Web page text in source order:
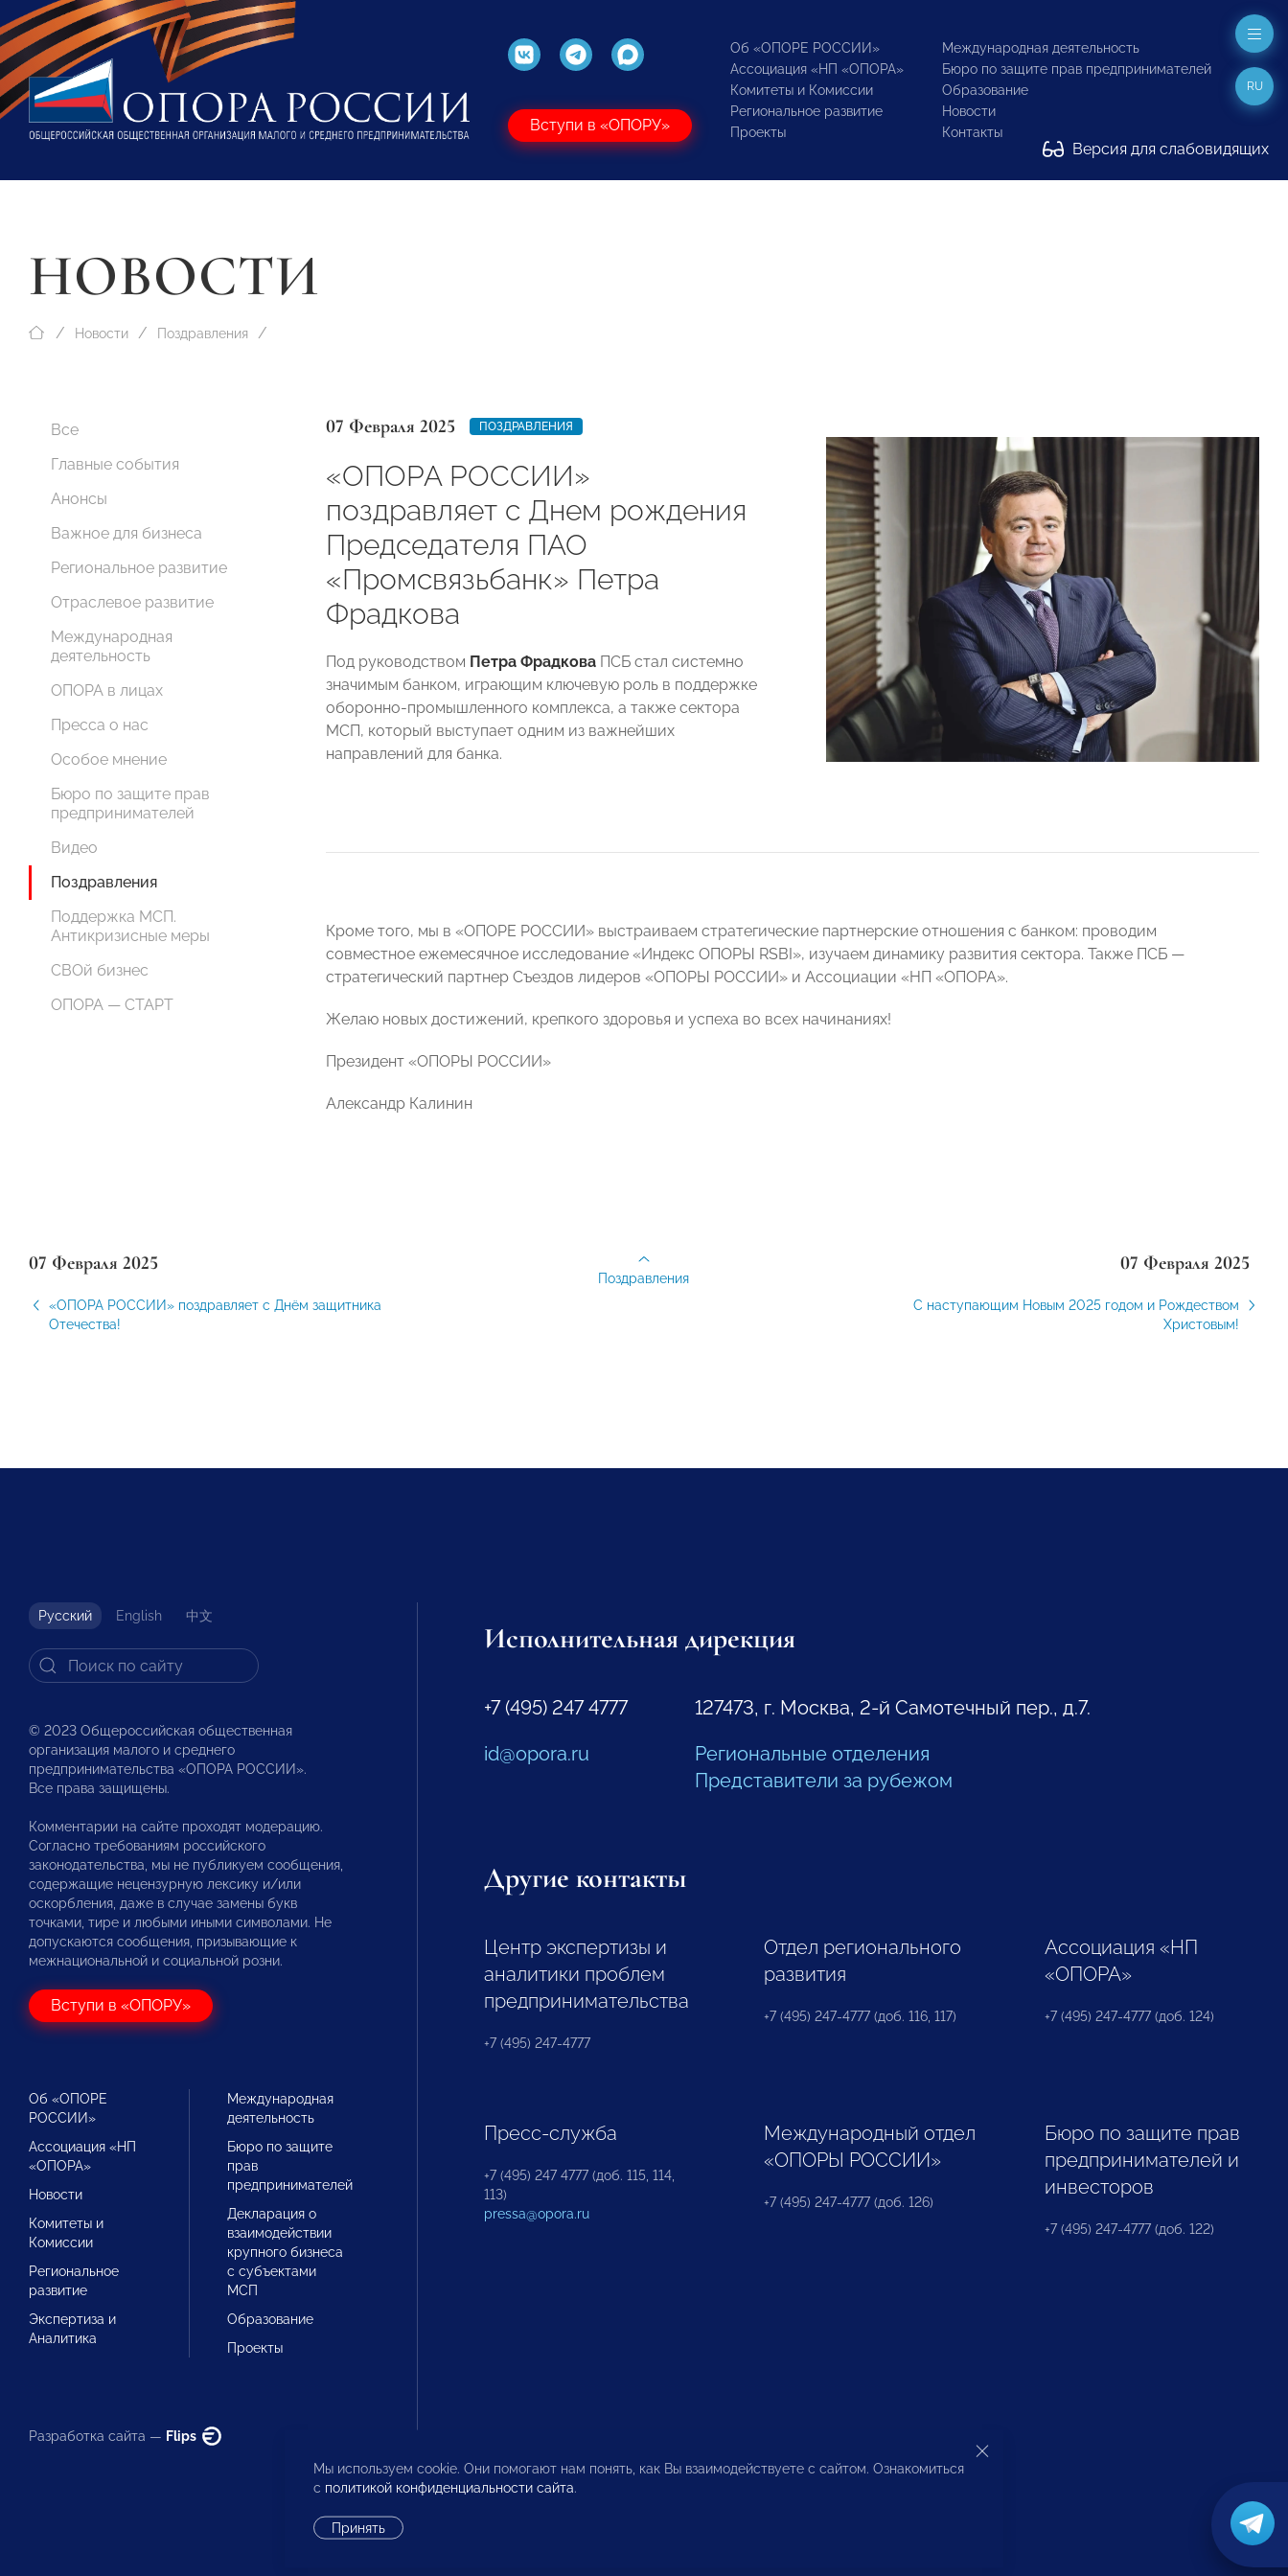
Вступи в «ОПОРУ»
Об «ОПОРЕ РОССИИ»
Ассоциация «НП «ОПОРА»
Комитеты и Комиссии
Региональное развитие
Проекты
Международная деятельность
Бюро по защите прав предпринимателей
Образование
Новости
Контакты
Версия для слабовидящих
RU
НОВОСТИ
Новости Поздравления
Все
Главные события
Анонсы
Важное для бизнеса
Региональное развитие
Отраслевое развитие
Международная
деятельность
ОПОРА в лицах
Пресса о нас
Особое мнение
Бюро по защите прав
предпринимателей
Видео
Поздравления
Поддержка МСП.
Антикризисные меры
СВОй бизнес
ОПОРА — СТАРТ
07 Февраля 2025 ПОЗДРАВЛЕНИЯ
«ОПОРА РОССИИ»
поздравляет с Днем рождения
Председателя ПАО
«Промсвязьбанк» Петра
Фрадкова
Под руководством Петра Фрадкова ПСБ стал системно
значимым банком, играющим ключевую роль в поддержке
оборонно-промышленного комплекса, а также сектора
МСП, который выступает одним из важнейших
направлений для банка.
Кроме того, мы в «ОПОРЕ РОССИИ» выстраиваем стратегические партнерские отношения с банком: проводим
совместное ежемесячное исследование «Индекс ОПОРЫ RSBI», изучаем динамику развития сектора. Также ПСБ —
стратегический партнер Съездов лидеров «ОПОРЫ РОССИИ» и Ассоциации «НП «ОПОРА».
Желаю новых достижений, крепкого здоровья и успеха во всех начинаниях!
Президент «ОПОРЫ РОССИИ»
Александр Калинин
07 Февраля 2025
«ОПОРА РОССИИ» поздравляет с Днём защитника
Отечества!
07 Февраля 2025
С наступающим Новым 2025 годом и Рождеством
Христовым!
Поздравления
Русский English 中文
© 2023 Общероссийская общественная
организация малого и среднего
предпринимательства «ОПОРА РОССИИ».
Все права защищены.
Комментарии на сайте проходят модерацию.
Согласно требованиям российского
законодательства, мы не публикуем сообщения,
содержащие нецензурную лексику и/или
оскорбления, даже в случае замены букв
точками, тире и любыми иными символами. Не
допускаются сообщения, призывающие к
межнациональной и социальной розни.
Вступи в «ОПОРУ»
Об «ОПОРЕ
РОССИИ»
Ассоциация «НП
«ОПОРА»
Новости
Комитеты и
Комиссии
Региональное
развитие
Экспертиза и
Аналитика
Международная
деятельность
Бюро по защите
прав
предпринимателей
Декларация о
взаимодействии
крупного бизнеса
с субъектами
МСП
Образование
Проекты
Разработка сайта — Flips
Исполнительная дирекция
+7 (495) 247 4777
id@opora.ru
127473, г. Москва, 2-й Самотечный пер., д.7.
Региональные отделения
Представители за рубежом
Другие контакты
Центр экспертизы и
аналитики проблем
предпринимательства
+7 (495) 247-4777
Отдел регионального
развития
+7 (495) 247-4777 (доб. 116, 117)
Ассоциация «НП
«ОПОРА»
+7 (495) 247-4777 (доб. 124)
Пресс-служба
+7 (495) 247 4777 (доб. 115, 114,
113)
pressa@opora.ru
Международный отдел
«ОПОРЫ РОССИИ»
+7 (495) 247-4777 (доб. 126)
Бюро по защите прав
предпринимателей и
инвесторов
+7 (495) 247-4777 (доб. 122)
Мы используем cookie. Они помогают нам понять, как Вы взаимодействуете с сайтом. Ознакомиться
с политикой конфиденциальности сайта.
Принять